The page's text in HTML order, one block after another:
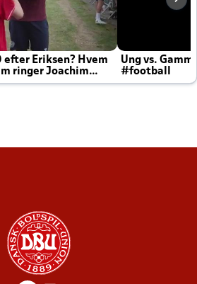
efter Eriksen? Hvem
ringer Joachim
Ung vs.
#football